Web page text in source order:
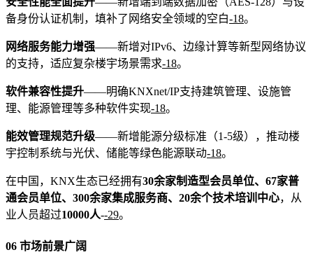
备身份认证机制，填补了网络安全领域的空白-18。
网络服务能力增强——新增对IPv6、边缘计算等新型网络协议
的支持，适应复杂楼宇场景需求-18。
软件兼容性提升——明确KNXnet/IP支持建筑管理、设施管
理、能源管理等多种软件实现-18。
能效管理规范升级——新增能源分级标准（1-5级），推动楼
宇控制系统与光伏、储能等绿色能源联动-18。
在中国，KNX生态已经拥有30余家制造型会员单位、67家普
通会员单位、300余家集成服务商、20余个技术培训中心，从
业人员超过10000人--29。
06 市场前景广阔